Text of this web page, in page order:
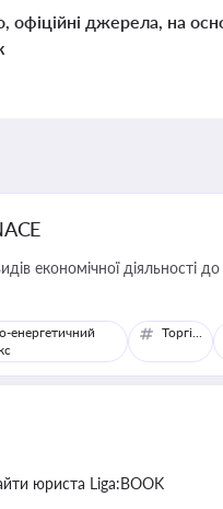
офіційні джерела, на
економічної діяльності
енергетичний
Торгівля
юриста Liga:BOOK